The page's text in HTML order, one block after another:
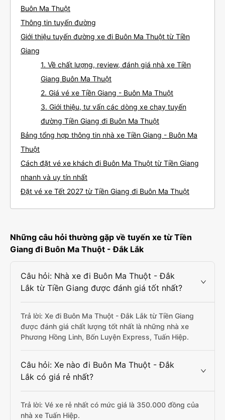
Buôn Ma Thuột
Thông tin tuyến đường
Giới thiệu tuyến đường xe đi Buôn Ma Thuột từ Tiền
Giang
1. Về chất lượng, review, đánh giá nhà xe Tiền
Giang Buôn Ma Thuột
2. Giá vé xe Tiền Giang - Buôn Ma Thuột
3. Giới thiệu, tư vấn các dòng xe chạy tuyến
đường Tiền Giang đi Buôn Ma Thuột
Bảng tổng hợp thông tin nhà xe Tiền Giang - Buôn Ma
Thuột
Cách đặt vé xe khách đi Buôn Ma Thuột từ Tiền Giang
nhanh và uy tín nhất
Đặt vé xe Tết 2027 từ Tiền Giang đi Buôn Ma Thuột
Những câu hỏi thường gặp về tuyến xe từ Tiền
Giang đi Buôn Ma Thuột - Đắk Lắk
Câu hỏi: Nhà xe đi Buôn Ma Thuột - Đắk
Lắk từ Tiền Giang được đánh giá tốt nhất?
Trả lời: Xe đi Buôn Ma Thuột - Đắk Lắk từ Tiền Giang
được đánh giá chất lượng tốt nhất là những nhà xe
Phương Hồng Linh, Bốn Luyện Express, Tuấn Hiệp.
Câu hỏi: Xe nào đi Buôn Ma Thuột - Đắk
Lắk có giá rẻ nhất?
Trả lời: Vé xe rẻ nhất có mức giá là 350.000 đồng của
nhà xe Tuấn Hiệp.